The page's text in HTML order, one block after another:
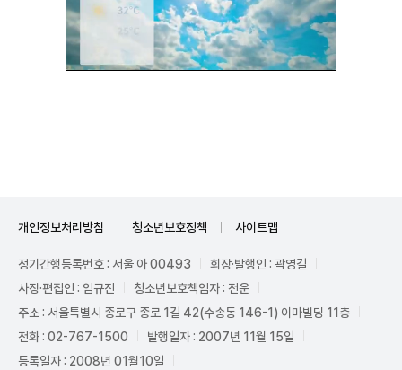
개인정보처리방침 청소년보호정책 사이트맵
정기간행등록번호 : 서울 아 00493
회장·발행인 : 곽영길
사장·편집인 : 임규진
청소년보호책임자 : 전운
주소 : 서울특별시 종로구 종로 1길 42(수송동 146-1) 이마빌딩 11층
전화 : 02-767-1500
발행일자 : 2007년 11월 15일
등록일자 : 2008년 01월10일